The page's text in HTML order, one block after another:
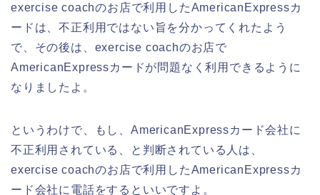
exercise coachのお店で利用したAmericanExpressカ
ードは、不正利用ではない旨を分かってくれたよう
で、その後は、exercise coachのお店で
AmericanExpressカードが問題なく利用できるように
なりましたよ。
というわけで、もし、AmericanExpressカード会社に
不正利用されている、と判断されている人は、
exercise coachのお店で利用したAmericanExpressカ
ード会社に電話をするといいですよ。